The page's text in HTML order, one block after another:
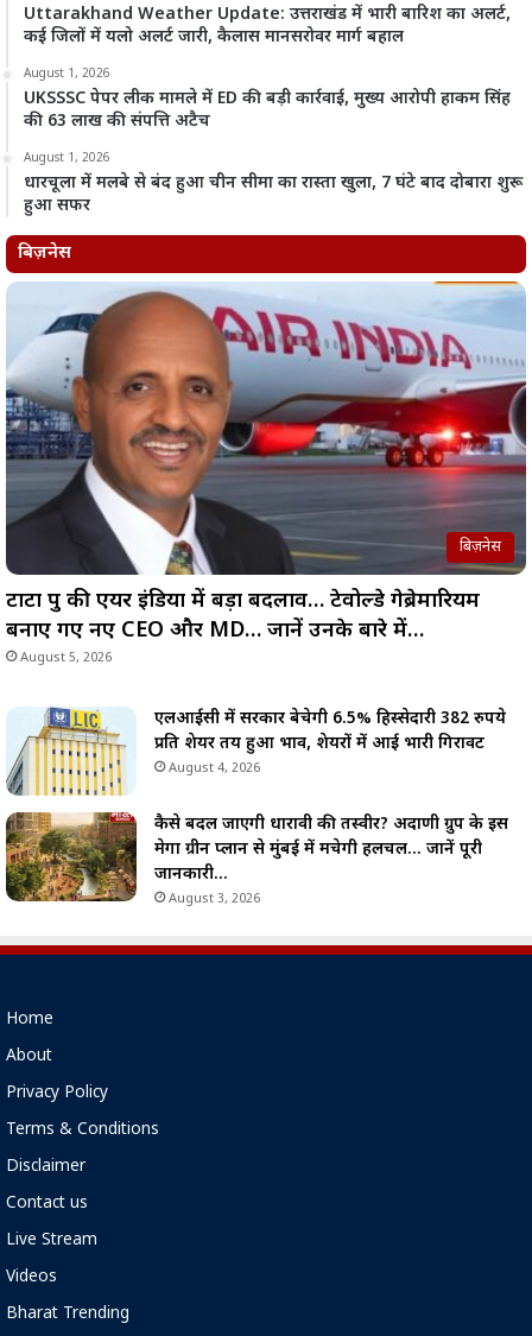
Uttarakhand Weather Update: उत्तराखंड में भारी बारिश का अलर्ट,
कई जिलों में यलो अलर्ट जारी, कैलास मानसरोवर मार्ग बहाल
August 1, 2026
UKSSSC पेपर लीक मामले में ED की बड़ी कार्रवाई, मुख्य आरोपी हाकम सिंह
की 63 लाख की संपत्ति अटैच
August 1, 2026
धारचूला में मलबे से बंद हुआ चीन सीमा का रास्ता खुला, 7 घंटे बाद दोबारा शुरू
हुआ सफर
बिज़नेस
बिज़नेस
टाटा ग्रुप की एयर इंडिया में बड़ा बदलाव… टेवोल्डे गेब्रेमारियम
बनाए गए नए CEO और MD… जानें उनके बारे में…
August 5, 2026
एलआईसी में सरकार बेचेगी 6.5% हिस्सेदारी 382 रुपये
प्रति शेयर तय हुआ भाव, शेयरों में आई भारी गिरावट
August 4, 2026
कैसे बदल जाएगी धारावी की तस्वीर? अदाणी ग्रुप के इस
मेगा ग्रीन प्लान से मुंबई में मचेगी हलचल… जानें पूरी
जानकारी…
August 3, 2026
Home
About
Privacy Policy
Terms & Conditions
Disclaimer
Contact us
Live Stream
Videos
Bharat Trending